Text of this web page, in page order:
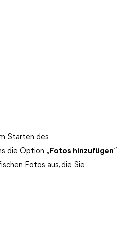
Starten des
die Option „ Fotos hinzufügen“
Fotos aus, die Sie